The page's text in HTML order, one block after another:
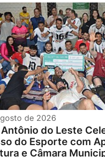
de 2026
do Leste
do Esporte com
e Câmara